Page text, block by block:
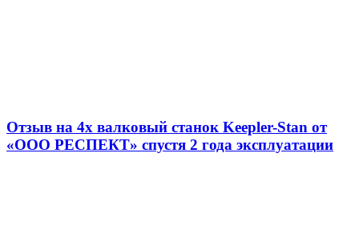
Отзыв на 4х валковый станок Keepler-Stan от
«ООО РЕСПЕКТ» спустя 2 года эксплуатации